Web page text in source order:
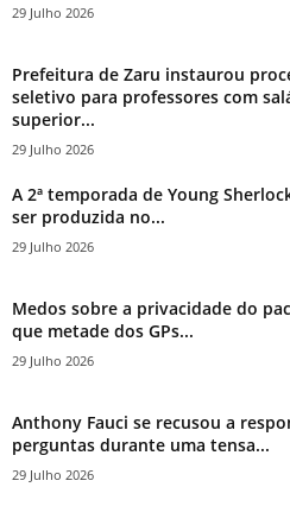
29 Julho 2026
Prefeitura de Zaru instaurou
seletivo para professores com
superior...
29 Julho 2026
A 2ª temporada de Young
ser produzida no...
29 Julho 2026
Medos sobre a privacidade do
que metade dos GPs...
29 Julho 2026
Anthony Fauci se recusou a
perguntas durante uma tensa...
29 Julho 2026